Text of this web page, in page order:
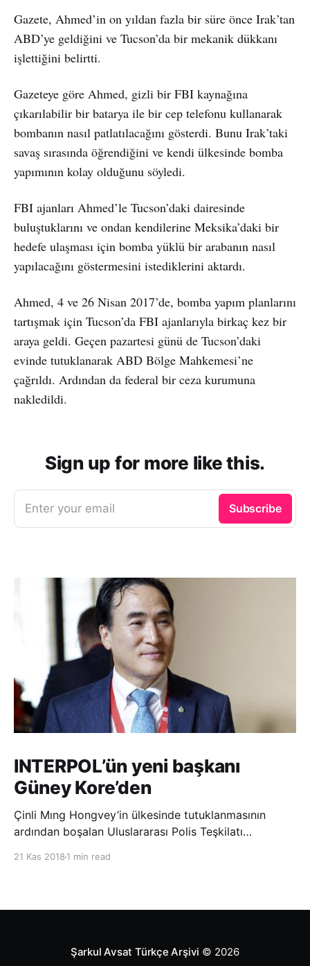
Gazete, Ahmed’in on yıldan fazla bir süre önce Irak’tan
ABD’ye geldiğini ve Tucson’da bir mekanik dükkanı
işlettiğini belirtti.
Gazeteye göre Ahmed, gizli bir FBI kaynağına
çıkarılabilir bir batarya ile bir cep telefonu kullanarak
bombanın nasıl patlatılacağını gösterdi. Bunu Irak’taki
savaş sırasında öğrendiğini ve kendi ülkesinde bomba
yapımının kolay olduğunu söyledi.
FBI ajanları Ahmed’le Tucson’daki dairesinde
buluştuklarını ve ondan kendilerine Meksika’daki bir
hedefe ulaşması için bomba yüklü bir arabanın nasıl
yapılacağını göstermesini istediklerini aktardı.
Ahmed, 4 ve 26 Nisan 2017’de, bomba yapım planlarını
tartışmak için Tucson’da FBI ajanlarıyla birkaç kez bir
araya geldi. Geçen pazartesi günü de Tucson’daki
evinde tutuklanarak ABD Bölge Mahkemesi’ne
çağrıldı. Ardından da federal bir ceza kurumuna
nakledildi.
Sign up for more like this.
Enter your email Subscribe
INTERPOL’ün yeni başkanı
Güney Kore’den
Çinli Mıng Hongvey’in ülkesinde tutuklanmasının
ardından boşalan Uluslararası Polis Teşkilatı
21 Kas 2018 1 min read
Şarkul Avsat Türkçe Arşivi © 2026